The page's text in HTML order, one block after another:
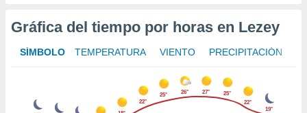
en
interés
a lo que
Para
datos
Gráfica del tiempo por horas en Lezey
SÍMBOLO TEMPERATURA VIENTO PRECIPITACIÓN
22°
25° 26° 27°
25°
22°
19°